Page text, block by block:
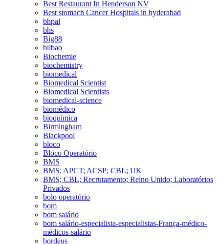
Best Restaurant In Henderson NV
Best stomach Cancer Hospitals in hyderabad
bhpal
bhs
Big88
bilbao
Biochemie
biochemistry
biomedical
Biomedical Scientist
Biomedical Scientists
biomedical-science
biomédico
bioquímica
Birmingham
Blackpool
bloco
Bloco Operatório
BMS
BMS; APCT; ACSP; CBL; UK
BMS; CBL; Recrutamento; Reino Unido; Laboratórios
Privados
bolo operatório
bom
bom salário
bom salário-especialista-especialistas-França-médico-
médicos-salário
bordeus